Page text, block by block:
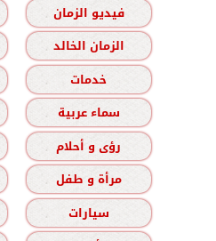
فيديو الزمان
الزمان الخالد
خدمات
سماء عربية
رؤى و أحلام
مرأة و طفل
سيارات